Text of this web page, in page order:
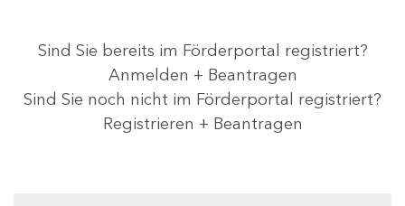
Sind Sie bereits im Förderportal registriert?
Anmelden + Beantragen
Sind Sie noch nicht im Förderportal registriert?
Registrieren + Beantragen